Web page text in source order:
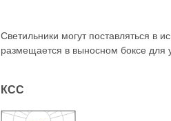
Светильники могут поставляться в
размещается в выносном боксе для
КСС